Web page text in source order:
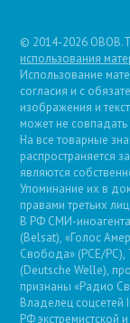
© 2014-2026
использования
Использование
согласия и с
изображения и
может не
На все товарные
распространяется
являются
Упоминание их в
правами третьих лиц.
В РФ СМИ-
(Belsat), «Голос
Свобода» (PCE/
(Deutsche Welle),
признаны «Радио
Владелец соцсетей
РФ экстремистской